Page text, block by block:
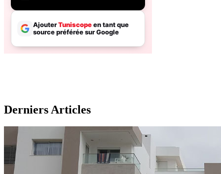
Derniers Articles